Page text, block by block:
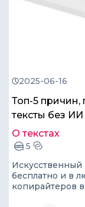
2025-06-16
Топ-5 причин,
тексты без ИИ
О текстах
5
Искусственный
бесплатно и в
копирайтеров